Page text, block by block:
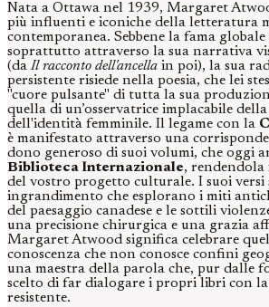
Nata a Ottawa nel 1939, Margaret
più influenti e iconiche della letteratura
contemporanea. Sebbene la fama
soprattutto attraverso la sua narrativa
(da Il racconto dell'ancella in poi), la sua
persistente risiede nella poesia, che lei
"cuore pulsante" di tutta la sua
quella di un’osservatrice implacabile
dell'identità femminile. Il legame con la
è manifestato attraverso una
dono generoso di suoi volumi, che oggi
Biblioteca Internazionale, rendendola
del vostro progetto culturale. I suoi
ingrandimento che esplorano i miti
del paesaggio canadese e le sottili
una precisione chirurgica e una grazia
Margaret Atwood significa celebrare
conoscenza che non conosce confini
una maestra della parola che, pur dalle
scelto di far dialogare i propri libri con
resistente.